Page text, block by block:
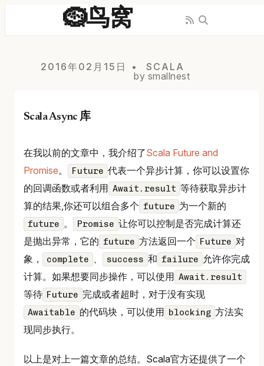
🪹鸟窝
2016年02月15日
SCALA
by smallnest
Scala Async 库
在我以前的文章中，我介绍了Scala Future and
Promise。 Future 代表一个异步计算，你可以设置你
的回调函数或者利用 Await.result 等待获取异步计
算的结果,你还可以组合多个 future 为一个新的
future 。 Promise 让你可以控制是否完成计算还
是抛出异常，它的 future 方法返回一个 Future 对
象，
complete 、 success 和 failure 允许你完成
计算。如果想要同步操作，可以使用 Await.result
等待 Future 完成或者超时，对于没有实现
Awaitable 的代码块，可以使用 blocking 方法实
现同步执行。
以上是对上一篇文章的总结。Scala官方还提供了一个